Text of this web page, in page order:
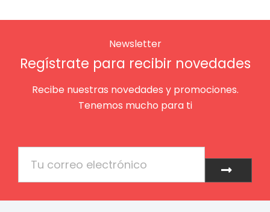
Newsletter
Regístrate para recibir novedades
Recibe nuestras novedades y promociones.
Tenemos mucho para ti
Enviar